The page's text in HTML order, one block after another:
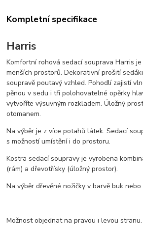
Kompletní specifikace
Harris
Komfortní rohová sedací souprava Harris
menších prostorů. Dekorativní prošití
soupravě poutavý vzhled. Pohodlí zajistí
pěnou v sedu i tři polohovatelné opěrky
vytvoříte výsuvným rozkladem. Úložný
otomanem.
Na výběr je z více potahů látek. Sedací
s možností umístění i do prostoru.
Kostra sedací soupravy je vyrobena
(rám) a dřevotřísky (úložný prostor).
Na výběr dřevěné nožičky v barvě buk nebo
Možnost objednat na pravou i levou stranu.